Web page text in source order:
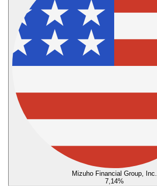
Mizuho Financial Group, Inc.
7,14%